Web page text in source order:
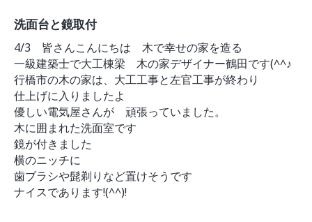
SNS
洗面台と鏡取付
4/3 皆さんこんにちは 木で幸せの家を造る
一級建築士で大工棟梁 木の家デザイナー鶴田です(^^♪
行橋市の木の家は、大工工事と左官工事が終わり
仕上げに入りましたよ
優しい電気屋さんが 頑張っていました。
木に囲まれた洗面室です
鏡が付きました
横のニッチに
歯ブラシや髭剃りなど置けそうです
ナイスであります!(^^)!